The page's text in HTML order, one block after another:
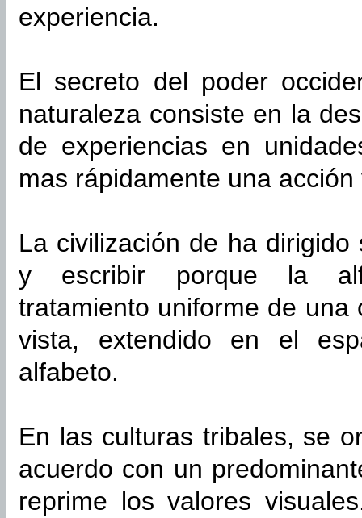
experiencia.
El secreto del poder
naturaleza consiste en la
de experiencias en
mas rápidamente una
La civilización de ha
y escribir porque la
tratamiento uniforme de
vista, extendido en el
alfabeto.
En las culturas tribales, se
acuerdo con un
reprime los valores